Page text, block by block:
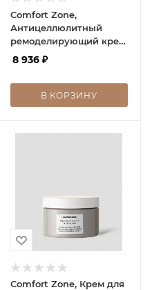
Comfort Zone,
Антицеллюлитный
ремоделирующий крем,
BODY STRATEGIST
THERMO CREAM, 200мл
8 936₽
В КОРЗИНУ
Comfort Zone, Крем для